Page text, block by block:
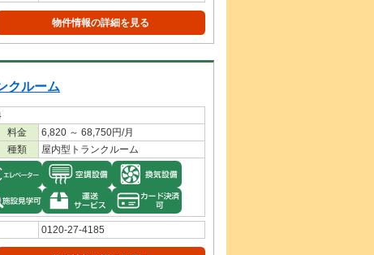
物件情報の詳細を見る
クルーム
料金
6,820 ～ 68,750円/月
種類
屋内型トランクルーム
0120-27-4185